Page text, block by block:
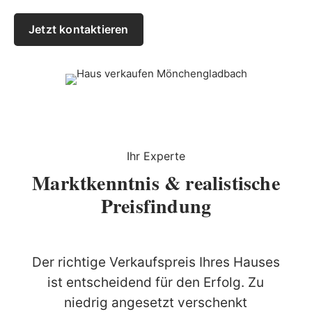
Jetzt kontaktieren
Ihr Experte
Marktkenntnis & realistische
Preisfindung
Der richtige Verkaufspreis Ihres Hauses
ist entscheidend für den Erfolg. Zu
niedrig angesetzt verschenkt